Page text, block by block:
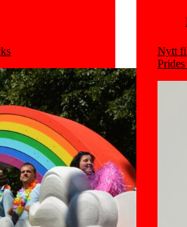
Nytt